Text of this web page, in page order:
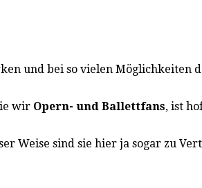
und bei so vielen Möglichkeiten
wir Opern- und Ballettfans, ist
Weise sind sie hier ja sogar zu